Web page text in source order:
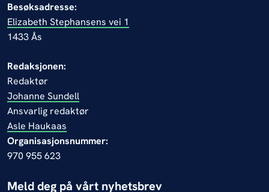
Besøksadresse:
Elizabeth Stephansens vei 1
1433 Ås
Redaksjonen:
Redaktør
Johanne Sundell
Ansvarlig redaktør
Asle Haukaas
Organisasjonsnummer:
970 955 623
Meld deg på vårt nyhetsbrev